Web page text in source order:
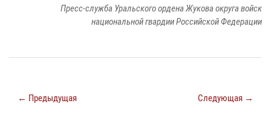
Пресс-служба Уральского ордена Жукова округа войск
национальной гвардии Российской Федерации
← Предыдущая Следующая →